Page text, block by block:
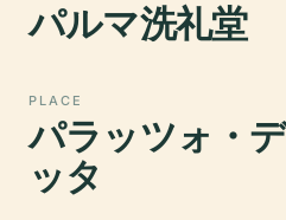
パルマ洗礼堂
PLACE
パラッツォ・
ッタ